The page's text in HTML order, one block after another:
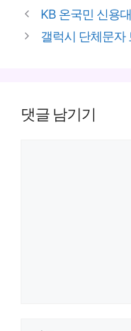
그
KB 온국민 신용
갤럭시 단체문자
댓글 남기기